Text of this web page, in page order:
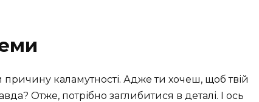
каламутності. Адже ти хочеш, щоб твій
Отже, потрібно заглибитися в деталі. І ось